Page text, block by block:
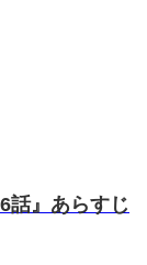
話』あらすじ